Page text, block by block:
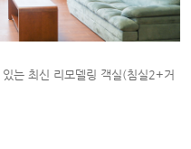
는 최신 리모델링 객실(침실2+거